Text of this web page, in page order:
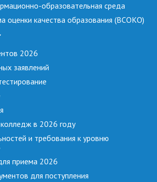
образовательная среда
оценки качества образования (ВСОКО)
2026
заявлений
в 2026 году
и требования к уровню
приема 2026
для поступления